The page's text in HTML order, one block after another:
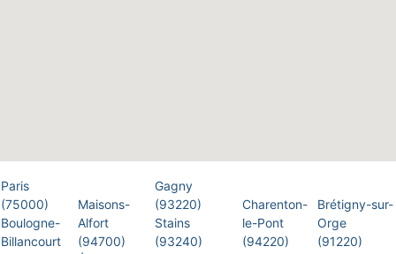
Paris
(75000)
Boulogne-
Billancourt
Maisons-
Alfort
(94700)
Gagny
(93220)
Stains
(93240)
Charenton-
le-Pont
(94220)
Brétigny-sur-
Orge
(91220)